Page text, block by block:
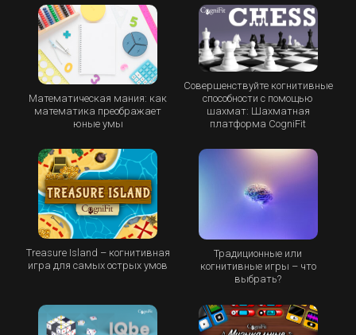
Математическая мания: как
математика преображает
юные умы
Совершенствуйте когнитивные
способности с помощью
шахмат: Шахматная
платформа CogniFit
Treasure Island – когнитивная
игра для самых острых умов
Традиционные или
когнитивные игры – что
выбрать?